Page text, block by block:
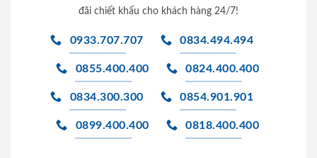
đãi chiết khấu cho khách hàng 24/7!
0933.707.707 0834.494.494
0855.400.400 0824.400.400
0834.300.300 0854.901.901
0899.400.400 0818.400.400